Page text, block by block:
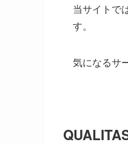
当サイトで
す。
気になるサ